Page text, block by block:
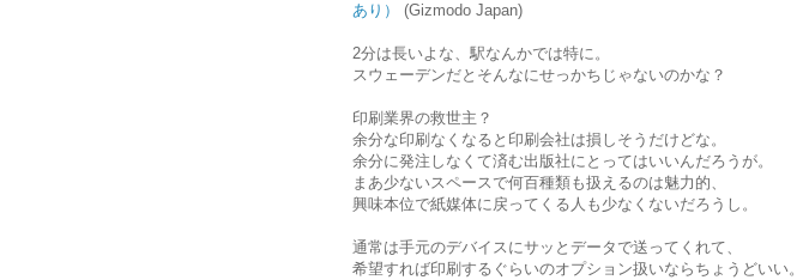
あり）
(Gizmodo Japan)
2分は長いよな、駅なんかでは特に。
スウェーデンだとそんなにせっかちじゃないのかな？
印刷業界の救世主？
余分な印刷なくなると印刷会社は損しそうだけどな。
余分に発注しなくて済む出版社にとってはいいんだろうが。
まあ少ないスペースで何百種類も扱えるのは魅力的、
興味本位で紙媒体に戻ってくる人も少なくないだろうし。
通常は手元のデバイスにサッとデータで送ってくれて、
希望すれば印刷するぐらいのオプション扱いならちょうどいい。